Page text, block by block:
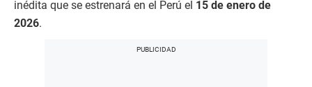
inédita que se estrenará en el Perú el 15 de enero de
2026.